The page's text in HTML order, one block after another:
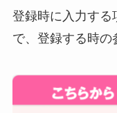
登録時に入力する
で、登録する時の